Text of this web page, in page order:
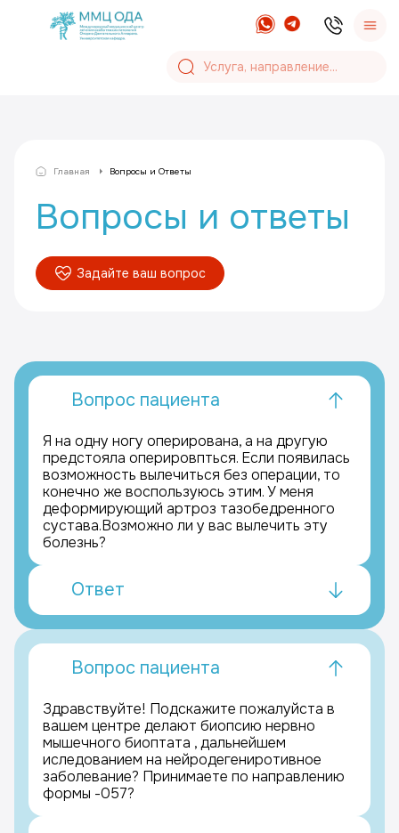
Главная Вопросы и Ответы
Вопросы и ответы
Задайте ваш вопрос
Вопрос пациента
Я на одну ногу оперирована, а на другую
предстояла оперировпться. Если появилась
возможность вылечиться без операции, то
конечно же воспользуюсь этим. У меня
деформирующий артроз тазобедренного
сустава.Возможно ли у вас вылечить эту
болезнь?
Ответ
Вопрос пациента
Здравствуйте! Подскажите пожалуйста в
вашем центре делают биопсию нервно
мышечного биоптата , дальнейшем
иследованием на нейродегениротивное
заболевание? Принимаете по направлению
формы -057?